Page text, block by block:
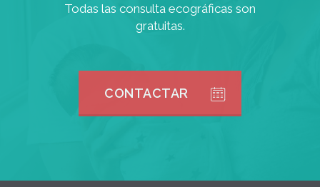
Todas las consulta ecográficas son
gratuitas.
CONTACTAR